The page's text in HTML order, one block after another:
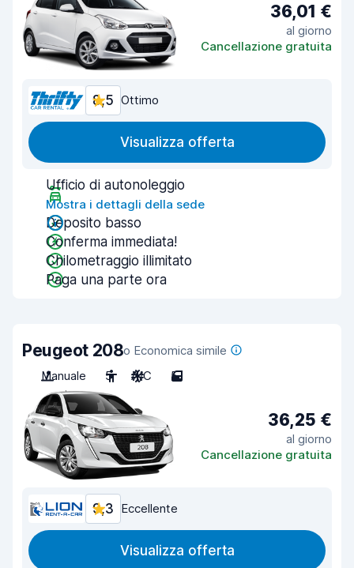
36,01 €
al giorno
Cancellazione gratuita
8,5 Ottimo
Visualizza offerta
Ufficio di autonoleggio
Mostra i dettagli della sede
Deposito basso
Conferma immediata!
Chilometraggio illimitato
Paga una parte ora
Peugeot 208o Economica simile
Manuale
5 A/C 5
36,25 €
al giorno
Cancellazione gratuita
9,3 Eccellente
Visualizza offerta